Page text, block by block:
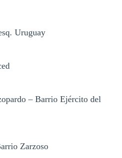
Uruguay
– Barrio Ejército del
Zarzoso